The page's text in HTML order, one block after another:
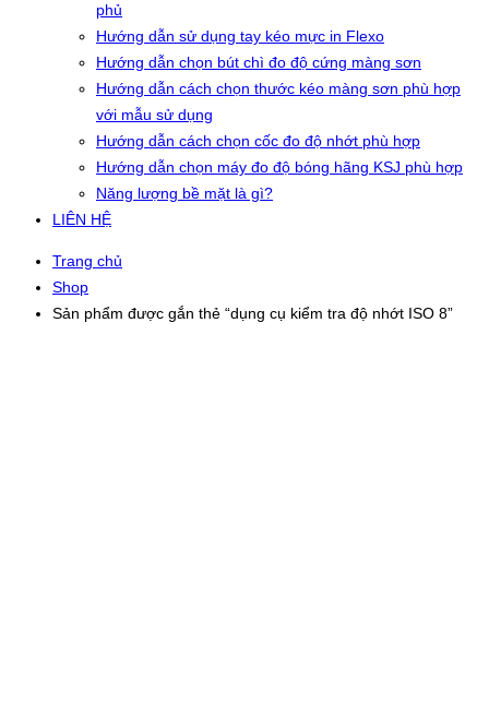
phủ
Hướng dẫn sử dụng tay kéo mực in Flexo
Hướng dẫn chọn bút chì đo độ cứng màng sơn
Hướng dẫn cách chọn thước kéo màng sơn phù hợp
với mẫu sử dụng
Hướng dẫn cách chọn cốc đo độ nhớt phù hợp
Hướng dẫn chọn máy đo độ bóng hãng KSJ phù hợp
Năng lượng bề mặt là gì?
LIÊN HỆ
Trang chủ
Shop
Sản phẩm được gắn thẻ “dụng cụ kiểm tra độ nhớt ISO 8”